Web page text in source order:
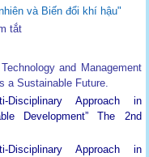
và Biến đổi khí hậu"
tắt
and Management
a Sustainable Future.
Disciplinary Approach in
Development”The 2nd
Disciplinary Approach in